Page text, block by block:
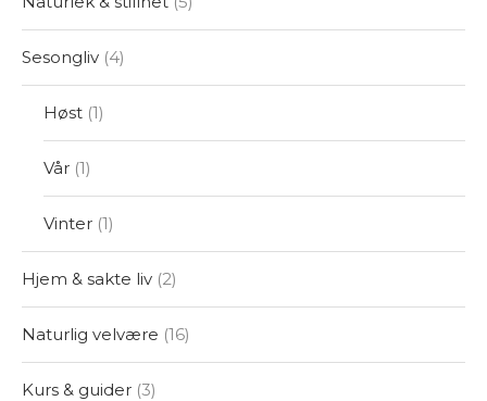
Sesongliv 4
Høst 1
Vår 1
Vinter 1
Hjem & sakte liv 2
Naturlig velvære 16
Kurs & guider 3